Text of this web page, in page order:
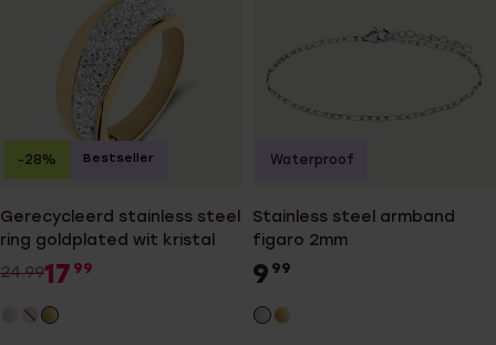
Gerecycleerd stainless steel
ring goldplated wit kristal
24.9917 99
-28% Bestseller
Stainless steel armband
figaro 2mm
9 99
Waterproof